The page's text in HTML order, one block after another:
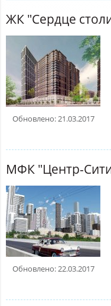
ЖК "Сердце
Обновлено: 21.03.2017
МФК "Центр-
Обновлено: 22.03.2017